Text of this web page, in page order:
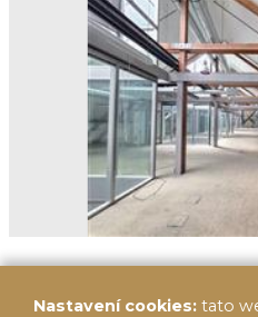
Nastavení cookies: tato